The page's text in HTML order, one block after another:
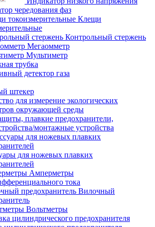
чередования фаз
Клещи
Контрольный стержень
Мегаомметр
Мультиметр
трубка
детектор газа
штекер
для измерение экологических
окружающей среды
плавкие предохранители,
монтажные устройства
для ножевых плавких
Амперметры
тока
Вилочный
Вольтметры